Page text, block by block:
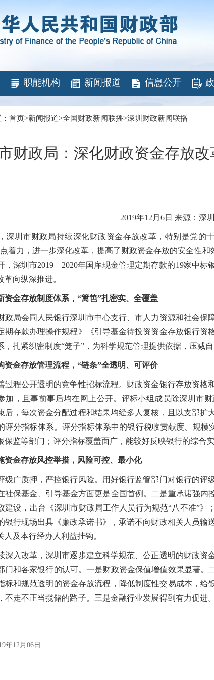
职能机构 新闻报道 信息公开
首页>新闻报道>全国财政新闻联播>深圳财政新闻联播
财政局：深化财政资金存放
2019年12月6日 来源：深
圳市财政局持续深化财政资金存放改革，特别是党的
着力，进一步深化改革，提高了财政资金存放的安全性
，深圳市2019—2020年国库现金管理定期存款的19家中标
革向纵深推进。
资金存放制度体系，“篱笆”扎密实、全覆盖
会同人民银行深圳市中心支行、市人力资源和社会保
期存款办理操作规程》《引导基金待投资资金存放银行
，扎紧织密制度“笼子”，为科学规范管理提供依据，压减自
资金存放管理流程，“链条”全透明、可评价
公开透明的竞争性招标流程。财政资金银行存放资格
加，且事前事后均在网上公开。评标小组成员除深圳市
后，每次资金分配过程和结果均经多人复核，且以支部
评分指标体系。评分指标体系中的银行税收贡献度、规模
保监等部门；评分指标覆盖面广，能较好反映银行的综合实
资金存放风控举措，风险可控、最小化
质押，严控银行风险。用好银行监管部门对银行的评
社保基金、引导基金方面更是全国首例。二是重承诺强内
建设，出台《深圳市财政局工作人员行为规范“八不准”
银行现场出具《廉政承诺书》，承诺不向财政相关人员
人及本行经办人利益挂钩。
改革，深圳市逐步建立科学规范、公正透明的财政资
门和各家银行的认可。一是财政资金保值增值效果显著
标和规范透明的资金存放流程，降低制度性交易成本，
不走不正当揽储的路子。三是金融行业发展得到有力促
年12月06日